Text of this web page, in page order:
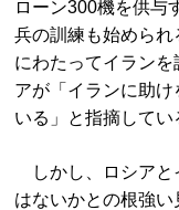
ローン300機を供与
兵の訓練も始めら
にわたってイラン
アが「イランに助
いる」と指摘してい
しかし、ロシアと
はないかとの根強